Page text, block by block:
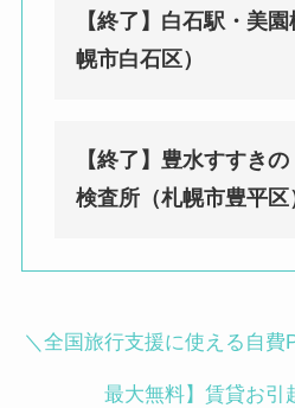
みんなのPCR 札幌駅
目1-27 RESO札幌
所前駅から徒歩１
歩１５分／大通駅
／すすきの駅から
【終了】白石駅・美
幌市白石区）
みんなのPCR 白石駅
14分／美園駅徒歩18
駅徒歩18分
【終了】豊水すすき
検査所（札幌市豊平区
前検査所（札幌市豊
北海道札幌市豊平区
＼全国旅行支援に使える自費
最大無料】賃貸お引